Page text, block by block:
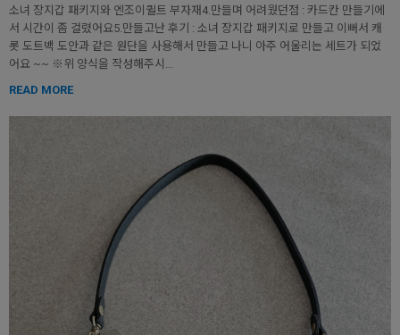
소녀 장지갑 패키지와 엔조이퀼트 부자재4.만들며 어려웠던점 : 카드칸 만들기에
서 시간이 좀 걸렸어요5.만들고난 후기 : 소녀 장지갑 패키지로 만들고 이뻐서 캐
롯 도트백 도안과 같은 원단을 사용해서 만들고 나니 아주 어울리는 세트가 되었
어요 ~~ ※위 양식을 작성해주시...
READ MORE